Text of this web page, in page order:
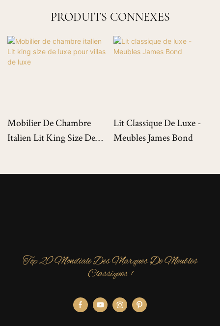
PRODUITS CONNEXES
Mobilier De Chambre
Italien Lit King Size De
Lit Classique De Luxe -
Meubles James Bond
Top 20 Mondiale Des Marques De Meubles
Classiques !